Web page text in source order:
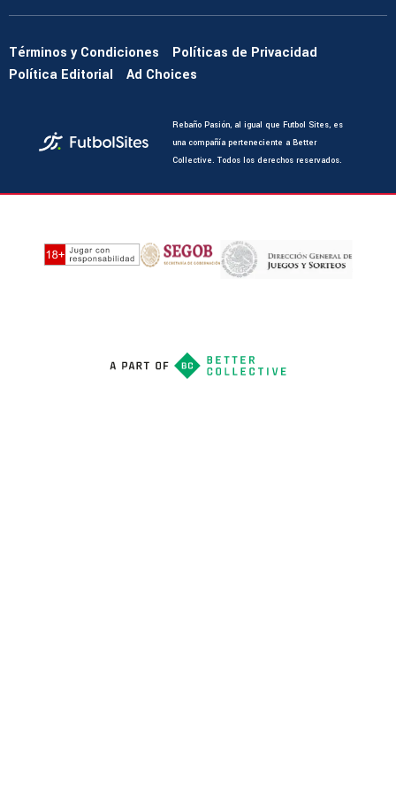
Términos y Condiciones
Políticas de Privacidad
Política Editorial
Ad Choices
Rebaño Pasión, al igual que Futbol Sites, es
una compañía perteneciente a Better
Collective. Todos los derechos reservados.